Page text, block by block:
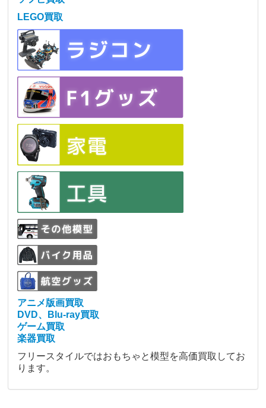
LEGO買取
アニメ版画買取
DVD、Blu-ray買取
ゲーム買取
楽器買取
フリースタイルではおもちゃと模型を高価買取してお
ります。